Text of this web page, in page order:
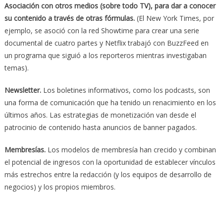
Asociación con otros medios (sobre todo TV), para dar a conocer
su contenido a través de otras fórmulas.(El New York Times, por
ejemplo, se asoció con la red Showtime para crear una serie
documental de cuatro partes y Netflix trabajó con BuzzFeed en
un programa que siguió a los reporteros mientras investigaban
temas).
Newsletter.Los boletines informativos, como los podcasts, son
una forma de comunicación que ha tenido un renacimiento en los
últimos años. Las estrategias de monetización van desde el
patrocinio de contenido hasta anuncios de banner pagados.
Membresías.Los modelos de membresía han crecido y combinan
el potencial de ingresos con la oportunidad de establecer vínculos
más estrechos entre la redacción (y los equipos de desarrollo de
negocios) y los propios miembros.